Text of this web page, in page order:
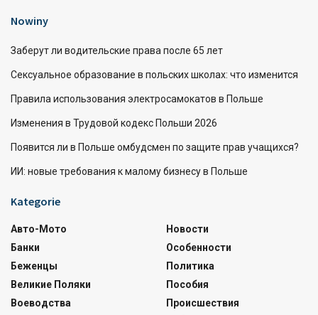
Nowiny
Заберут ли водительские права после 65 лет
Сексуальное образование в польских школах: что изменится
Правила использования электросамокатов в Польше
Изменения в Трудовой кодекс Польши 2026
Появится ли в Польше омбудсмен по защите прав учащихся?
ИИ: новые требования к малому бизнесу в Польше
Kategorie
Авто-Мото
Банки
Беженцы
Великие Поляки
Воеводства
Новости
Особенности
Политика
Пособия
Происшествия